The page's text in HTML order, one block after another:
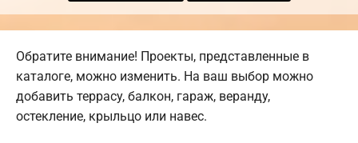
Обратите внимание! Проекты, представленные в
каталоге, можно изменить. На ваш выбор можно
добавить террасу, балкон, гараж, веранду,
остекление, крыльцо или навес.